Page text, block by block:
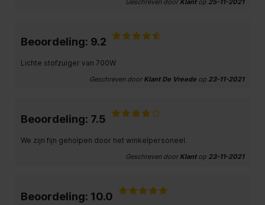
Geschreven door Klantop 25-11-2021
Beoordeling: 9.2
Lichte stofzuiger van 700W
Geschreven door Klant De Vreede op 23-11-2021
Beoordeling: 7.5
We zijn fijn geholpen door het winkelpersoneel.
Geschreven door Klantop 23-11-2021
Beoordeling: 10.0